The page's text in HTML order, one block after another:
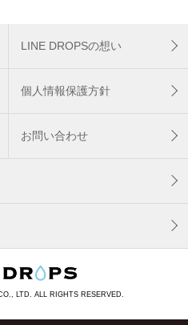
LINE DROPSの想い
個人情報保護方針
お問い合わせ
LTD. ALL RIGHTS RESERVED.